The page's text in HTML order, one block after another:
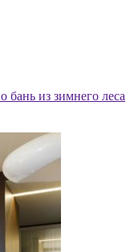
бань из зимнего леса